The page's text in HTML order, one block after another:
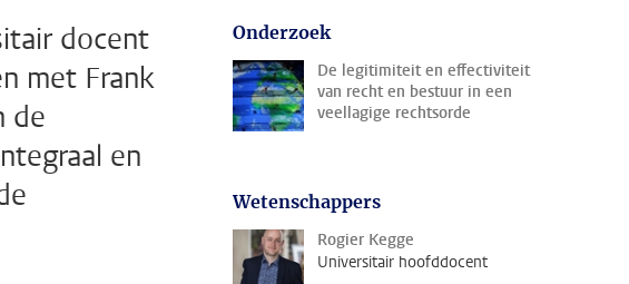
docent
met Frank
de
en
Onderzoek
De legitimiteit en effectiviteit
van recht en bestuur in een
veellagige rechtsorde
Wetenschappers
Rogier Kegge
Universitair hoofddocent